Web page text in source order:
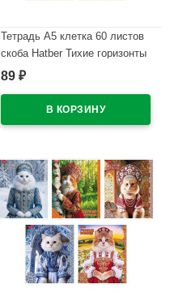
Тетрадь А5 клетка 60 листов
скоба Hatber Тихие горизонты
мелованный картон
арт.60Т5В1
89 ₽